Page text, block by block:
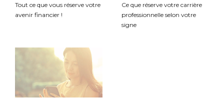
Tout ce que vous réserve votre
avenir financier !
Ce que réserve votre carrière
professionnelle selon votre
signe